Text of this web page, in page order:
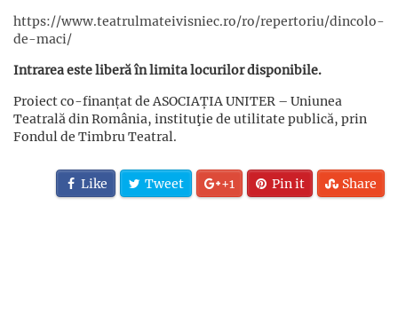
https://www.teatrulmateivisniec.ro/ro/repertoriu/dincolo-
de-maci/
Intrarea este liberă în limita locurilor disponibile.
Proiect co-finanțat de ASOCIAȚIA UNITER – Uniunea
Teatrală din România, instituţie de utilitate publică, prin
Fondul de Timbru Teatral.
Like Tweet +1 Pin it Share